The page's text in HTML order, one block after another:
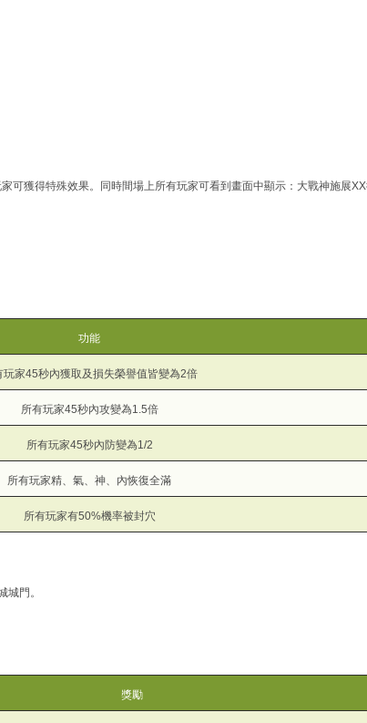
獲得特殊效果。同時間場上所有玩家可看到畫面中顯示：大戰神施展
功能
玩家45秒內獲取及損失榮譽值皆變為2倍
所有玩家45秒內攻變為1.5倍
所有玩家45秒內防變為1/2
所有玩家精、氣、神、內恢復全滿
所有玩家有50%機率被封穴
門。
獎勵